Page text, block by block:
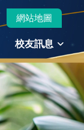
網站地圖
校友訊息